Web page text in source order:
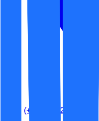
(+40) 741-262-060